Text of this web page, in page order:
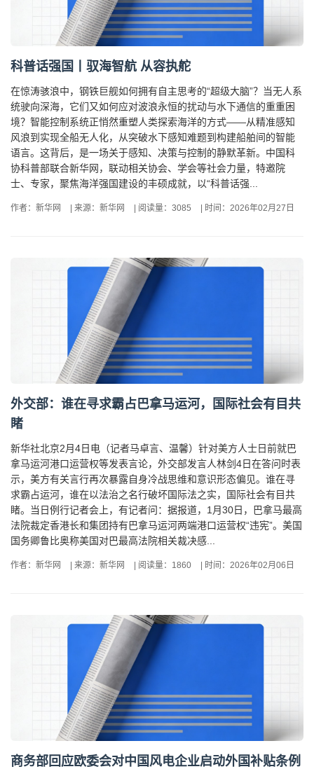
科普话强国丨驭海智航 从容执舵
在惊涛骇浪中，钢铁巨舰如何拥有自主思考的“超级大脑”？当无人系
统驶向深海，它们又如何应对波浪永恒的扰动与水下通信的重重困
境？智能控制系统正悄然重塑人类探索海洋的方式——从精准感知
风浪到实现全船无人化，从突破水下感知难题到构建船舶间的智能
语言。这背后，是一场关于感知、决策与控制的静默革新。中国科
协科普部联合新华网，联动相关协会、学会等社会力量，特邀院
士、专家，聚焦海洋强国建设的丰硕成就，以“科普话强...
作者：新华网 来源：新华网 阅读量：3085 时间：2026年02月27日
外交部：谁在寻求霸占巴拿马运河，国际社会有目共
睹
新华社北京2月4日电（记者马卓言、温馨）针对美方人士日前就巴
拿马运河港口运营权等发表言论，外交部发言人林剑4日在答问时表
示，美方有关言行再次暴露自身冷战思维和意识形态偏见。谁在寻
求霸占运河，谁在以法治之名行破坏国际法之实，国际社会有目共
睹。当日例行记者会上，有记者问：据报道，1月30日，巴拿马最高
法院裁定香港长和集团持有巴拿马运河两端港口运营权“违宪”。美国
国务卿鲁比奥称美国对巴最高法院相关裁决感...
作者：新华网 来源：新华网 阅读量：1860 时间：2026年02月06日
商务部回应欧委会对中国风电企业启动外国补贴条例